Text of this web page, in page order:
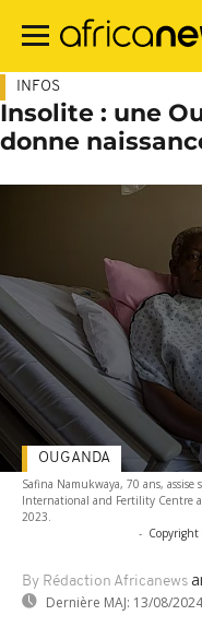
contenu
INFOS
Insolite : une
donne
Safina Namukwaya, 70 ans,
International and Fertility Centre
2023.
- Copyright
By Rédaction Africanews
Dernière MAJ: 13/08/2024
OUGANDA